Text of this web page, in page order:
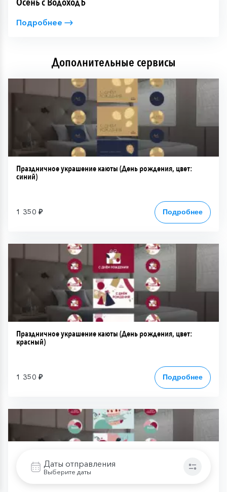
Даты отправления
Выберите даты
Подробнее
Дополнительные сервисы
Праздничное украшение каюты (День рождения, цвет:
синий)
1 350 ₽ Подробнее
Праздничное украшение каюты (День рождения, цвет:
красный)
1 350 ₽ Подробнее